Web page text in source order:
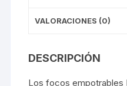
VALORACIONES (0)
DESCRIPCIÓN
Los focos empotrables